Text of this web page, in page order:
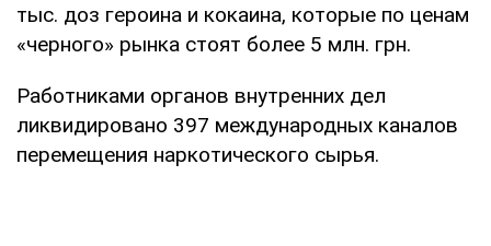
тыс. доз героина и кокаина, которые по ценам
«черного» рынка стоят более 5 млн. грн.
Работниками органов внутренних дел
ликвидировано 397 международных каналов
перемещения наркотического сырья.